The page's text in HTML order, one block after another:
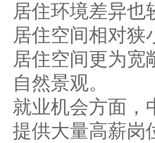
居住环境差异也
居住空间相对狭
居住空间更为宽
自然景观。
就业机会方面，
提供大量高薪岗